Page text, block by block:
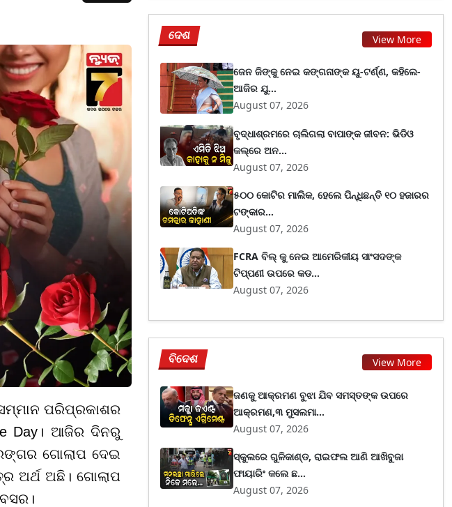
ପରିପ୍ରକାଶର
Day। ଆଜିର ଦିନରୁ
ଗୋଲାପ ଦେଇ
ଅର୍ଥ ଅଛି। ଗୋଲାପ
ଦେଶ View More
ଜେନ ଜିଙ୍କୁ ନେଇ କଙ୍ଗନାଙ୍କ ୟୁ-ଟର୍ଣ୍ଣ, କହିଲେ-
ଆଜିର ଯୁ...
August 07, 2026
ବୃଦ୍ଧାଶ୍ରମରେ ଚାଲିଗଲା ବାପାଙ୍କ ଜୀବନ: ଭିଡିଓ
କଲ୍‌ରେ ଅନ...
August 07, 2026
୫୦୦ କୋଟିର ମାଲିକ, ହେଲେ ପିନ୍ଧିଛନ୍ତି ୧୦ ହଜାରର
ଟଙ୍କାର...
August 07, 2026
FCRA ବିଲ୍ କୁ ନେଇ ଆମେରିକୀୟ ସାଂସଦଙ୍କ
ଟିପ୍ପଣୀ ଉପରେ କଡ...
August 07, 2026
ବିଦେଶ View More
ଜଣକୁ ଆକ୍ରମଣ ବୁଝା ଯିବ ସମସ୍ତଙ୍କ ଉପରେ
ଆକ୍ରମଣ,୩ ମୁସଲମା...
August 07, 2026
ସ୍କୁଲରେ ଗୁଳିକାଣ୍ଡ, ରାଇଫଲ ଆଣି ଆଖିବୁଜା
ଫାୟାରିଂ କଲେ ଛ...
August 07, 2026